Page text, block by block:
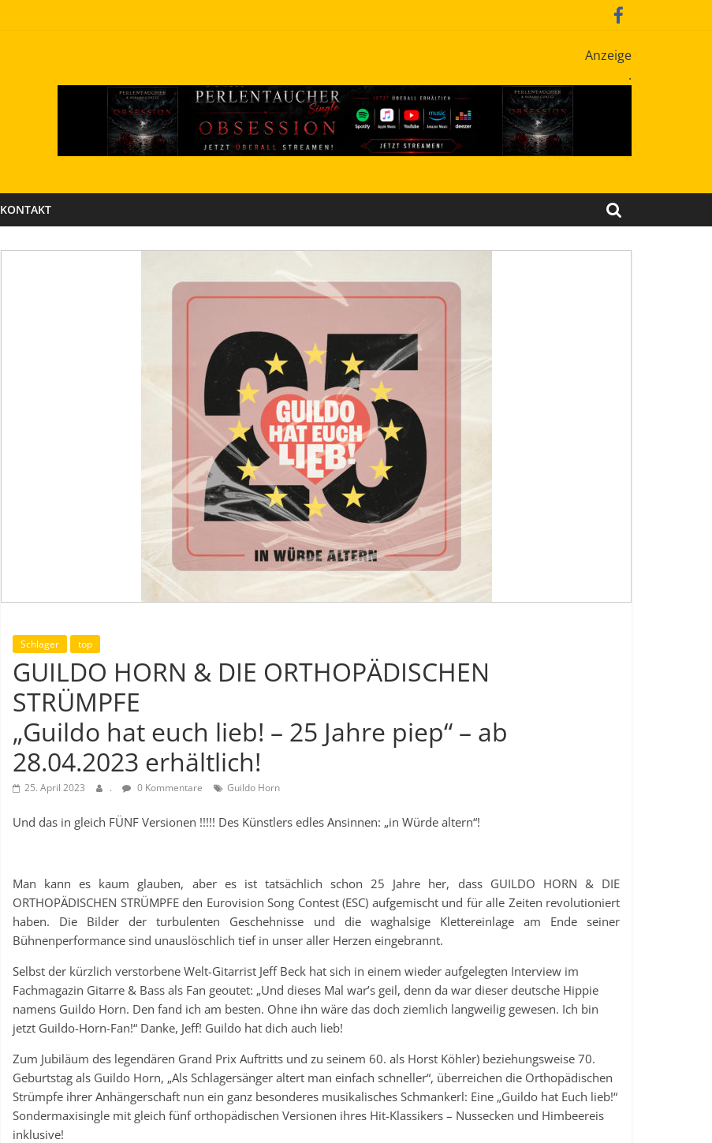
Anzeige
.
KONTAKT
Schlager top
GUILDO HORN & DIE ORTHOPÄDISCHEN
STRÜMPFE
„Guildo hat euch lieb! – 25 Jahre piep“ – ab
28.04.2023 erhältlich!
25. April 2023 . 0 Kommentare Guildo Horn
Und das in gleich FÜNF Versionen !!!!! Des Künstlers edles Ansinnen: „in Würde altern“!
Man kann es kaum glauben, aber es ist tatsächlich schon 25 Jahre her, dass GUILDO HORN & DIE
ORTHOPÄDISCHEN STRÜMPFE den Eurovision Song Contest (ESC) aufgemischt und für alle Zeiten revolutioniert
haben. Die Bilder der turbulenten Geschehnisse und die waghalsige Klettereinlage am Ende seiner
Bühnenperformance sind unauslöschlich tief in unser aller Herzen eingebrannt.
Selbst der kürzlich verstorbene Welt-Gitarrist Jeff Beck hat sich in einem wieder aufgelegten Interview im
Fachmagazin Gitarre & Bass als Fan geoutet: „Und dieses Mal war’s geil, denn da war dieser deutsche Hippie
namens Guildo Horn. Den fand ich am besten. Ohne ihn wäre das doch ziemlich langweilig gewesen. Ich bin
jetzt Guildo-Horn-Fan!“ Danke, Jeff! Guildo hat dich auch lieb!
Zum Jubiläum des legendären Grand Prix Auftritts und zu seinem 60. als Horst Köhler) beziehungsweise 70.
Geburtstag als Guildo Horn, „Als Schlagersänger altert man einfach schneller“, überreichen die Orthopädischen
Strümpfe ihrer Anhängerschaft nun ein ganz besonderes musikalisches Schmankerl: Eine „Guildo hat Euch lieb!“
Sondermaxisingle mit gleich fünf orthopädischen Versionen ihres Hit-Klassikers – Nussecken und Himbeereis
inklusive!